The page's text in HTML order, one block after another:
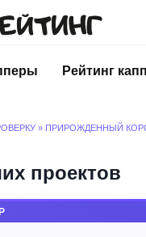
Рейтинг
» ПРИРОЖДЕННЫЙ
проектов